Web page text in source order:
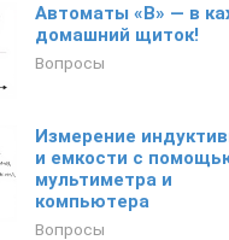
Автоматы «В» — в
домашний щиток!
Вопросы
Измерение
и емкости с
мультиметра и
компьютера
Вопросы